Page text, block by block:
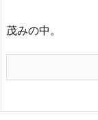
茂みの中。